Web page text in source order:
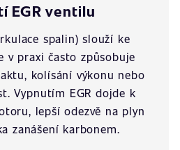
EGR ventilu
spalin) slouží ke
v praxi často způsobuje
kolísání výkonu nebo
Vypnutím EGR dojde k
lepší odezvě na plyn
zanášení karbonem.